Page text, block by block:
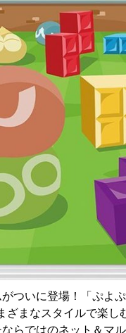
ついに登場！「ぷよ
ざまなスタイルで楽
らではのネット＆マ